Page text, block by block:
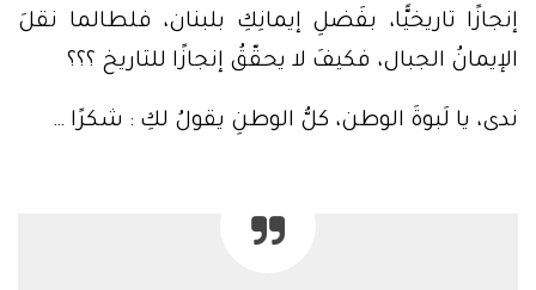
إنجازًا تاريخيًّا، بفَضلِ إيمانِكِ بلبنان، فلطالما نقلَ
الإيمانُ الجبال، فكيفَ لا يحقّقُ إنجازًا للتاريخ ؟؟؟
ندى، يا لَبوةَ الوطن، كلُّ الوطنِ يقولُ لكِ : شكرًا …